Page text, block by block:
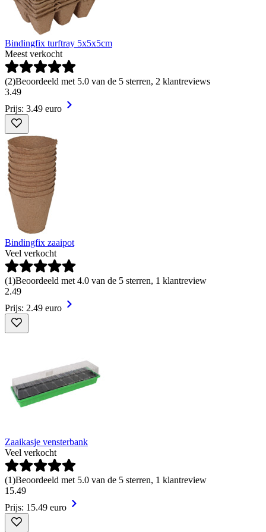
Bindingfix turftray 5x5x5cm
Meest verkocht
(2)Beoordeeld met 5.0 van de 5 sterren, 2 klantreviews
3.49
Prijs: 3.49 euro
Bindingfix zaaipot
Veel verkocht
(1)Beoordeeld met 4.0 van de 5 sterren, 1 klantreview
2.49
Prijs: 2.49 euro
Zaaikasje vensterbank
Veel verkocht
(1)Beoordeeld met 5.0 van de 5 sterren, 1 klantreview
15.49
Prijs: 15.49 euro